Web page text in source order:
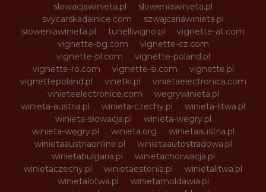
slowacjawinieta.pl
sloweniawinieta.pl
svycarskadalnice.com
szwajcariawinieta.pl
słoweniawinieta.pl
tunellivigno.pl
vignette-at.com
vignette-bg.com
vignette-cz.com
vignette-pl.com
vignette-poland.pl
vignette-ro.com
vignette-si.com
vignette.pl
vignettepoland.pl
vinetki.pl
vinietaelectronica.com
vinieteelectronice.com
wegrywinieta.pl
winieta-austria.pl
winieta-czechy.pl
winieta-litwa.pl
winieta-słowacja.pl
winieta-wegry.pl
winieta-węgry.pl
winieta.org
winietaaustria.pl
winietaaustriaonline.pl
winietaautostradowa.pl
winietabulgaria.pl
winietachorwacja.pl
winietaczechy.pl
winietaestonia.pl
winietalitwa.pl
winietalotwa.pl
winietamoldawia.pl